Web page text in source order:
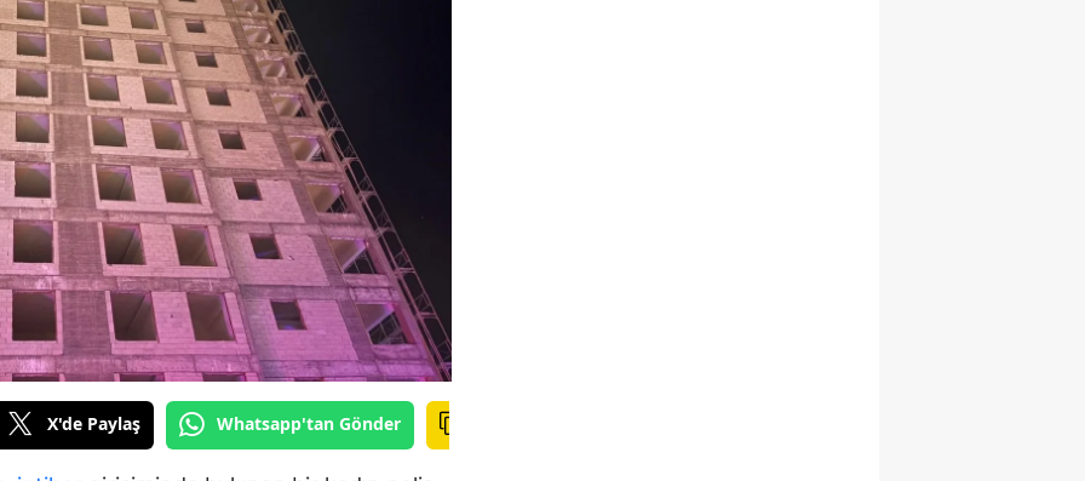
X'de Paylaş Whatsapp'tan Gönder